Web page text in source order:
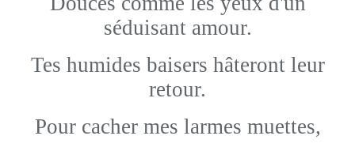
séduisant amour.
Tes humides baisers hâteront leur
retour.
Pour cacher mes larmes muettes,